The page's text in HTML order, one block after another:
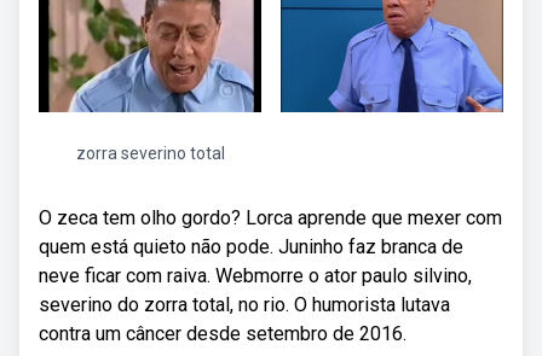
zorra severino total
O zeca tem olho gordo? Lorca aprende que mexer com
quem está quieto não pode. Juninho faz branca de
neve ficar com raiva. Webmorre o ator paulo silvino,
severino do zorra total, no rio. O humorista lutava
contra um câncer desde setembro de 2016.